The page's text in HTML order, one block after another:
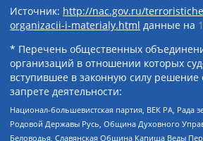
Источник: http://nac.gov.ru/
organizacii-i-materialy.html данные на
* Перечень общественных
организаций в отношении которых
вступившее в законную силу решение
запрете деятельности:
Национал-большевистская партия, ВЕК РА, Рада
Родовой Державы Русь, Община Духовного
Беловодья, Славянская Община Капища Веды